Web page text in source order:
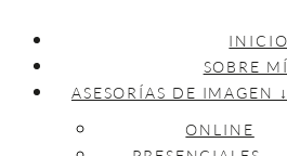
INICIO
SOBRE MÍ
ASESORÍAS DE IMAGEN ↓
ONLINE